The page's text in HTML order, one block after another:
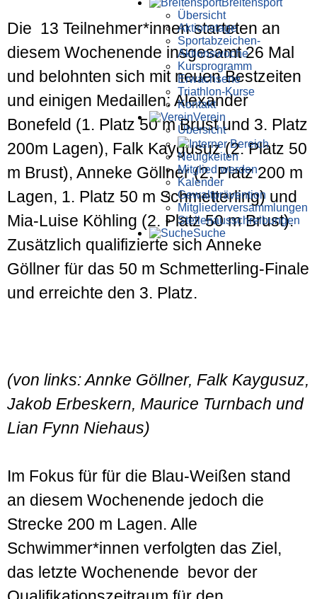
Breiten­sport
Übersicht
Aktionstage
Sportabzeichen-
Aktionswoche
Kursprogramm
Erwachsene
Triathlon-Kurse
Kontakt
Verein
Übersicht
Interner Bereich
Neuigkeiten
Mitglied werden
Kalender
Gewaltprävention
Mitglieder­versammlungen
Stellen­aus­schrei­bungen
Suche
Die 13 Teilnehmer*innen starteten an
diesem Wochenende insgesamt 26 Mal
und belohnten sich mit neuen Bestzeiten
und einigen Medaillen: Alexander
Bonefeld (1. Platz 50 m Brust und 3. Platz
200m Lagen), Falk Kaygusuz (2. Platz 50
m Brust), Anneke Göllner (2. Platz 200 m
Lagen, 1. Platz 50 m Schmetterling) und
Mia-Luise Köhling (2. Platz 50 m Brust).
Zusätzlich qualifizierte sich Anneke
Göllner für das 50 m Schmetterling-Finale
und erreichte den 3. Platz.
(von links: Annke Göllner, Falk Kaygusuz,
Jakob Erbeskern, Maurice Turnbach und
Lian Fynn Niehaus)
Im Fokus für für die Blau-Weißen stand
an diesem Wochenende jedoch die
Strecke 200 m Lagen. Alle
Schwimmer*innen verfolgten das Ziel,
das letzte Wochenende bevor der